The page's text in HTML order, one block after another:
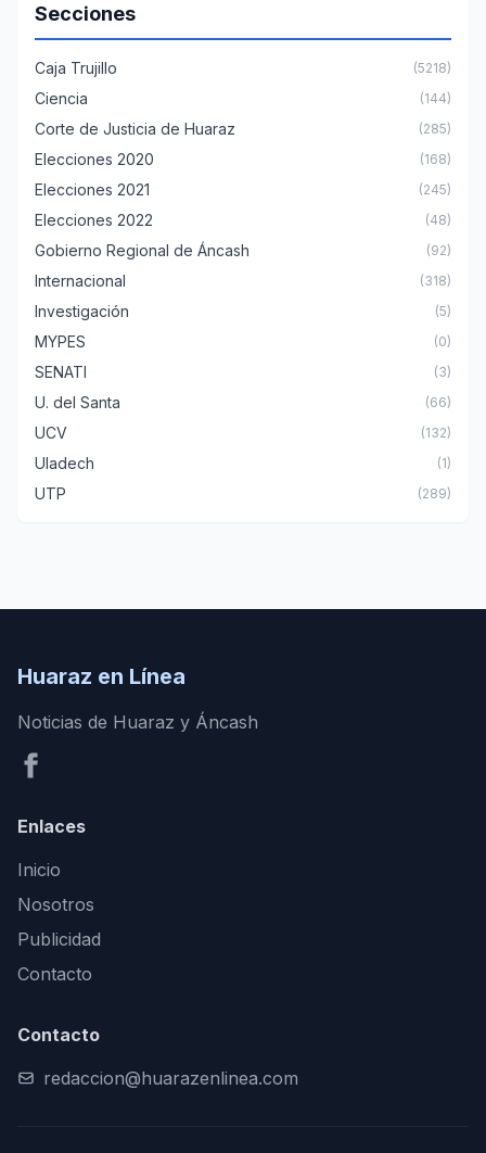
Secciones
Caja Trujillo (5218)
Ciencia (144)
Corte de Justicia de Huaraz (285)
Elecciones 2020 (168)
Elecciones 2021 (245)
Elecciones 2022 (48)
Gobierno Regional de Áncash (92)
Internacional (318)
Investigación (5)
MYPES (0)
SENATI (3)
U. del Santa (66)
UCV (132)
Uladech (1)
UTP (289)
Huaraz en Línea
Noticias de Huaraz y Áncash
Enlaces
Inicio
Nosotros
Publicidad
Contacto
Contacto
redaccion@huarazenlinea.com